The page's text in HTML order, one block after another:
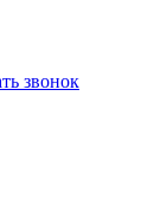
звонок